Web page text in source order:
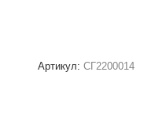
Артикул: СГ2200014